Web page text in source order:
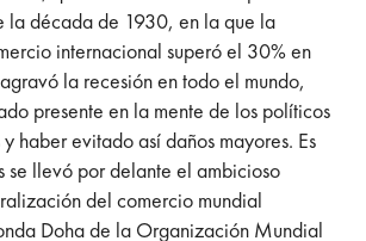
la década de 1930, en la que la
internacional superó el 30% en
la recesión en todo el mundo,
presente en la mente de los políticos
haber evitado así daños mayores. Es
se llevó por delante el ambicioso
del comercio mundial
Doha de la Organización Mundial